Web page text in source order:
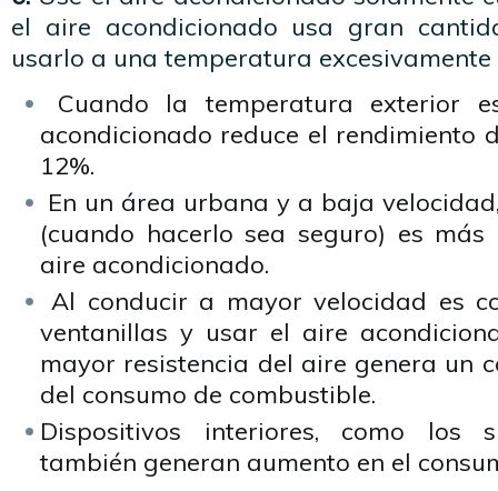
el aire acondicionado usa gran
usarlo a una temperatura
Cuando la temperatura exterior
acondicionado reduce el rendimiento
12%.
En un área urbana y a baja
(cuando hacerlo sea seguro) es
aire acondicionado.
Al conducir a mayor velocidad es
ventanillas y usar el aire
mayor resistencia del aire genera un
del consumo de combustible.
Dispositivos interiores, como los
también generan aumento en el